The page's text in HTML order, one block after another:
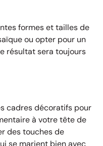
formes et tailles de
ou opter pour un
résultat sera toujours
cadres décoratifs pour
à votre tête de
des touches de
se marient bien avec